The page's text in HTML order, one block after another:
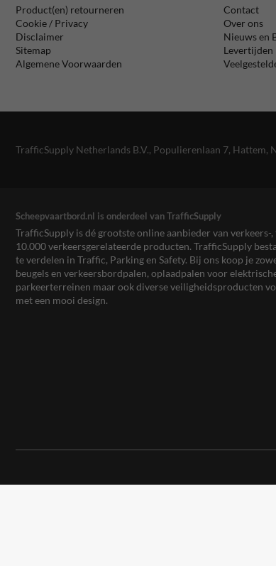
Product(en) retourneren
Cookie / Privacy
Disclaimer
Sitemap
Algemene Voorwaarden
Contact
Over ons
Nieuws en
Levertijden
TrafficSupply Netherlands B.V., Populierenlaan 7, Hattem,
Scheepvaartbord.nl is onderdeel van TrafficSupply
TrafficSupply is dé grootste online aanbieder van
10.000 verkeersgerelateerde producten. TrafficSupply
te verdelen in Traffic, Parking en Safety. Bij ons koop je
beugels en verkeersbordpalen, oplaadpalen voor
parkeerterreinen maar ook diverse veiligheidsproducten
met een mooi design.